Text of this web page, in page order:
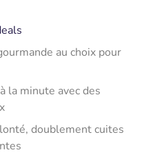
au choix pour
la minute avec des
doublement cuites